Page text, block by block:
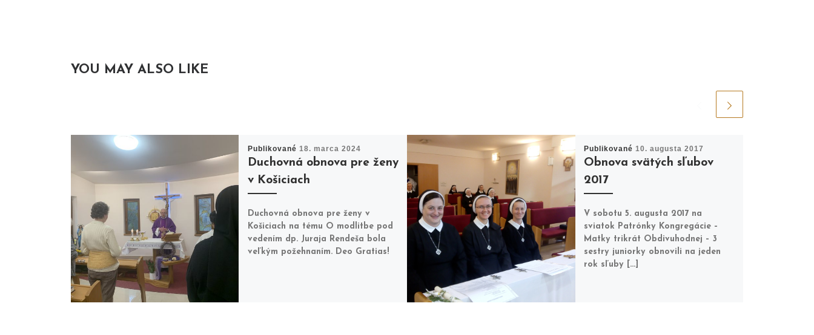
YOU MAY ALSO LIKE
Publikované 18. marca 2024
Duchovná obnova pre ženy
v Košiciach
Duchovná obnova pre ženy v
Košiciach na tému O modlitbe pod
vedením dp. Juraja Rendeša bola
veľkým požehnaním. Deo Gratias!
Publikované 10. augusta 2017
Obnova svätých sľubov
2017
V sobotu 5. augusta 2017 na
sviatok Patrónky Kongregácie –
Matky trikrát Obdivuhodnej – 3
sestry juniorky obnovili na jeden
rok sľuby […]